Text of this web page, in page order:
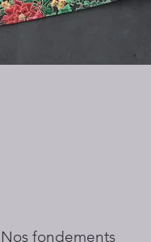
Nos fondements